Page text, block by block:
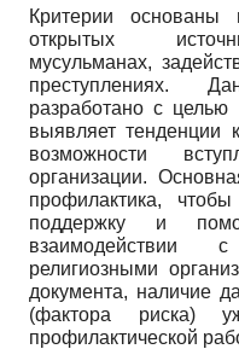
Критерии
открытых
мусульманах,
преступлениях.
разработано с целью
выявляет тенденции
возможности
организации.
профилактика,
поддержку и
взаимодействии
религиозными
документа, наличие
(фактора риска)
профилактической